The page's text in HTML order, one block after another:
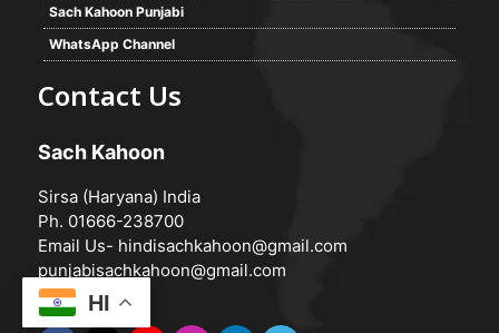
Sach Kahoon Punjabi
WhatsApp Channel
Contact Us
Sach Kahoon
Sirsa (Haryana) India
Ph. 01666-238700
Email Us- hindisachkahoon@gmail.com
punjabisachkahoon@gmail.com
HI